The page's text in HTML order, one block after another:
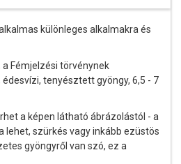
különleges alkalmakra és
a Fémjelzési törvénynek
édesvízi, tenyésztett gyöngy, 6,5 - 7
a képen látható ábrázolástól - a
lehet, szürkés vagy inkább ezüstös
gyöngyről van szó, ez a